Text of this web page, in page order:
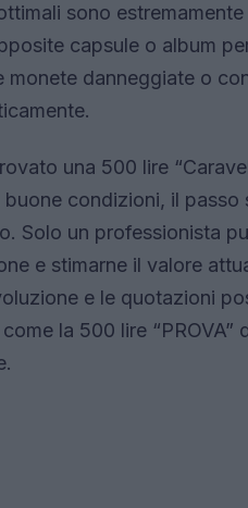
sono
capsule o album
monete danneggiate o
una 500 lire
buone condizioni, il
Solo un professionista
e stimarne il valore
e le quotazioni
la 500 lire